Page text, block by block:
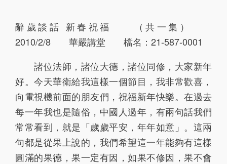
辭歲談話 新春祝福 （共一集）
2010/2/8 華嚴講堂 檔名：21-587-0001
諸位法師，諸位大德，諸位同修，大家新年
好。今天華衛給我這樣一個節目，我非常歡喜，
向電視機前面的朋友們，祝福新年快樂。在過去
每一年我也是隨俗，中國人過年，有兩句話我們
常常看到，就是「歲歲平安，年年如意」。這兩
句都是從果上說的，我們希望這一年能夠有這樣
圓滿的果德，果一定有因，如果不修因，果不會